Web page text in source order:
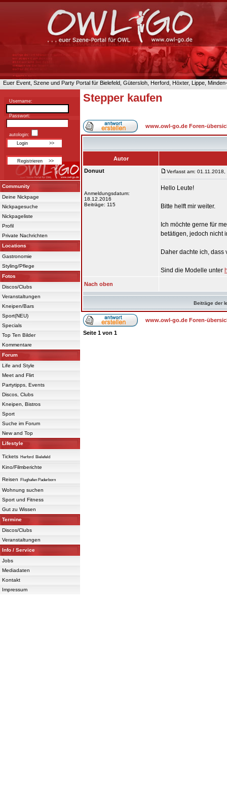
Euer Event, Szene und Party Portal für Bielefeld, Gütersloh, Herford, Höxter, Lippe,
Username:
Passwort:
autologin:
Community
Deine Nickpage
Nickpagesuche
Nickpageliste
Profil
Private Nachrichten
Locations
Gastronomie
Styling/Pflege
Fotos
Discos/Clubs
Veranstaltungen
Kneipen/Bars
Sport(NEU)
Specials
Top Ten Bilder
Kommentare
Forum
Life and Style
Meet and Flirt
Partytipps, Events
Discos, Clubs
Kneipen, Bistros
Sport
Suche im Forum
New and Top
Lifestyle
Tickets Herford Bielefeld
Kino/Filmberichte
Reisen Flughafen Paderborn
Wohnung suchen
Sport und Fitness
Gut zu Wissen
Termine
Discos/Clubs
Veranstaltungen
Info / Service
Jobs
Mediadaten
Kontakt
Impressum
Stepper kaufen
www.owl-go.de Foren-
Autor
Donuut
Anmeldungsdatum:
18.12.2016
Beiträge: 115
Verfasst am: 01.11.2018,
Hello Leute!
Bitte helft mir weiter.
Ich möchte gerne für
betätigen, jedoch nicht
Daher dachte ich,
Sind die Modelle unter
Nach oben
Beiträge der
www.owl-go.de Foren-
Seite 1 von 1